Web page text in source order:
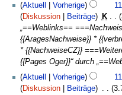
m
e
n
f
s
s
u
r
b
e
i
u
n
g
Juni
Aktuell Vorherige
Diskussion
Beiträge K
„==Weblinks==
{{AragesNachweise}} *
* {{NachweiseCZ}}
{{Pages Oger}}“ durch
Dezember
Aktuell Vorherige
Diskussion
Beiträge